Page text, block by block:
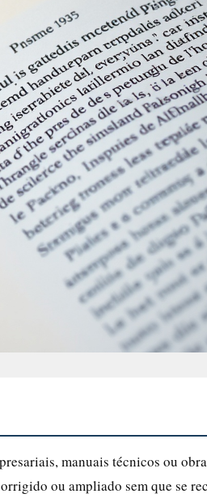
manuais técnicos ou
ou ampliado sem que se